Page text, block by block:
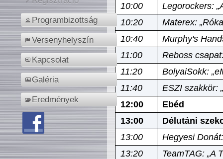
Programbizottság
Versenyhelyszín
Kapcsolat
Galéria
Eredmények
10:00
Legorockers:
10:20
Materex:
10:40
Murphy's
11:00
Reboss
11:20
BolyaiSokk:
11:40
ESZI szakkör:
12:00
Ebéd
13:00
Délutáni
13:00
Hegyesi
13:20
TeamTAG: „A